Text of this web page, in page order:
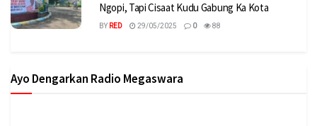
Ngopi, Tapi Cisaat Kudu Gabung Ka Kota
BY RED 29/05/2025 0 88
Ayo Dengarkan Radio Megaswara